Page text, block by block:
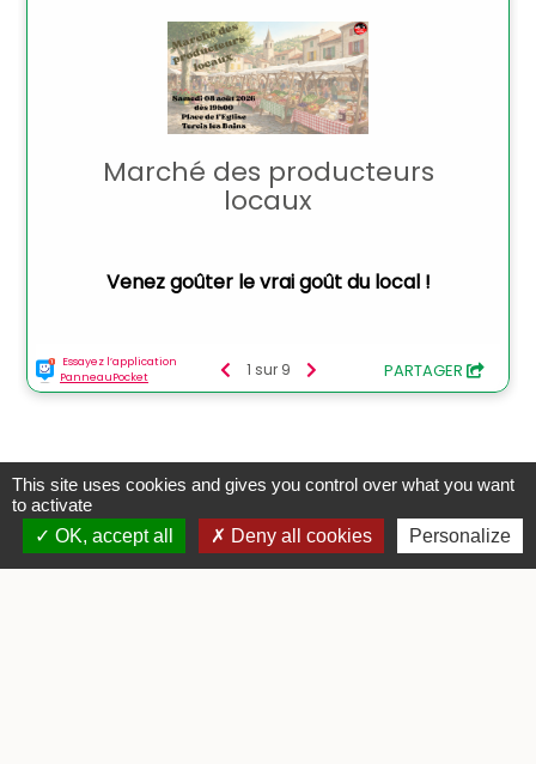
Contacts
Commune de Tercis-les-Bains
This site uses cookies and gives you control over what you want
to activate
OK, accept all
Deny all cookies Personalize